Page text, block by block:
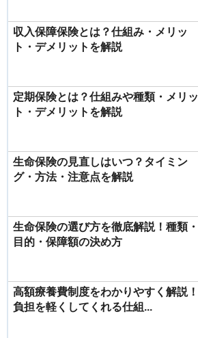
収入保障保険とは？仕組み・メリッ
ト・デメリットを解説
定期保険とは？仕組みや種類・メリッ
ト・デメリットを解説
生命保険の見直しはいつ？タイミン
グ・方法・注意点を解説
生命保険の選び方を徹底解説！種類・
目的・保障額の決め方
高額療養費制度をわかりやすく解説！
負担を軽くしてくれる仕組...